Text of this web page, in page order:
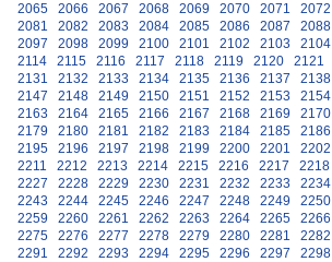
2065
2066 2067 2068 2069 2070 2071 2072
2081
2082 2083 2084 2085 2086 2087 2088
2097
2098 2099 2100 2101 2102 2103 2104
2114
2115 2116 2117 2118 2119 2120 2121
2131
2132 2133 2134 2135 2136 2137 2138
2147
2148 2149 2150 2151 2152 2153 2154
2163
2164 2165 2166 2167 2168 2169 2170
2179
2180 2181 2182 2183 2184 2185 2186
2195
2196 2197 2198 2199 2200 2201 2202
2211
2212 2213 2214 2215 2216 2217 2218
2227
2228 2229 2230 2231 2232 2233 2234
2243
2244 2245 2246 2247 2248 2249 2250
2259
2260 2261 2262 2263 2264 2265 2266
2275
2276 2277 2278 2279 2280 2281 2282
2291
2292 2293 2294 2295 2296 2297 2298